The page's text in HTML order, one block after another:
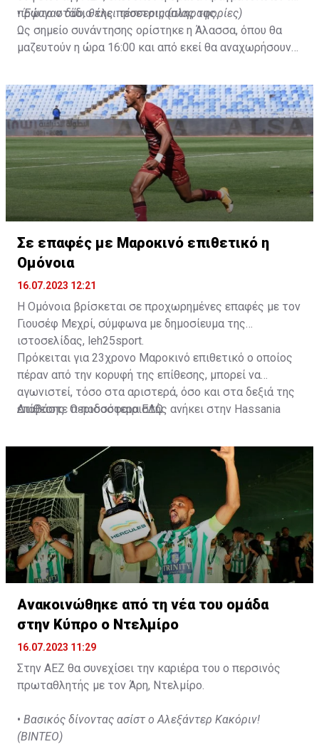
πρώτο στάδιο της προετοιμασίας της.
•Έφυγαν δύο, θέλει τέσσερις (πληροφορίες)
Ως σημείο συνάντησης ορίστηκε η Άλασσα, όπου θα
μαζευτούν η ώρα 16:00 και από εκεί θα αναχωρήσουν
της ομάδας.
Σε επαφές με Μαροκινό επιθετικό η
Ομόνοια
16.07.2023 12:21
Η Ομόνοια βρίσκεται σε προχωρημένες επαφές με τον
Γιουσέφ Μεχρί, σύμφωνα με δημοσίευμα της
ιστοσελίδας, leh25sport.
Πρόκειται για 23χρονο Μαροκινό επιθετικό ο οποίος
πέραν από την κορυφή της επίθεσης, μπορεί να
αγωνιστεί, τόσο στα αριστερά, όσο και στα δεξιά της
επίθεσης. Ο ποδοσφαιριστής ανήκει στην Hassania
Διαβάστε περισσότεραΕΔΩ.
Ανακοινώθηκε από τη νέα του ομάδα
στην Κύπρο ο Ντελμίρο
16.07.2023 11:29
Στην ΑΕΖ θα συνεχίσει την καριέρα του ο περσινός
πρωταθλητής με τον Άρη, Ντελμίρο.
• Βασικός δίνοντας ασίστ ο Αλεξάντερ Κακόριν!
(ΒΙΝΤΕΟ)